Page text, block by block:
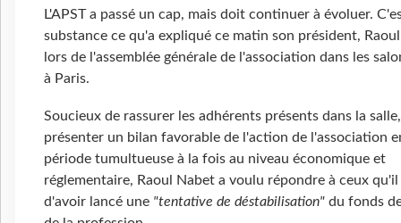
L'APST a passé un cap, mais doit continuer à évoluer.
substance ce qu'a expliqué ce matin son président,
lors de l'assemblée générale de l'association dans les
à Paris.
Soucieux de rassurer les adhérents présents dans la
présenter un bilan favorable de l'action de l'association
période tumultueuse à la fois au niveau économique et
réglementaire, Raoul Nabet a voulu répondre à ceux qu'il
d'avoir lancé une "tentative de déstabilisation" du fonds